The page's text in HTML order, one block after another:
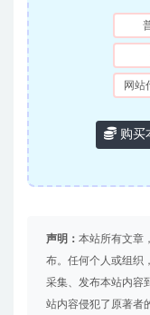
网站
购买
声明： 本站所有文章
布。任何个人或组织
采集、发布本站内容
站内容侵犯了原著者